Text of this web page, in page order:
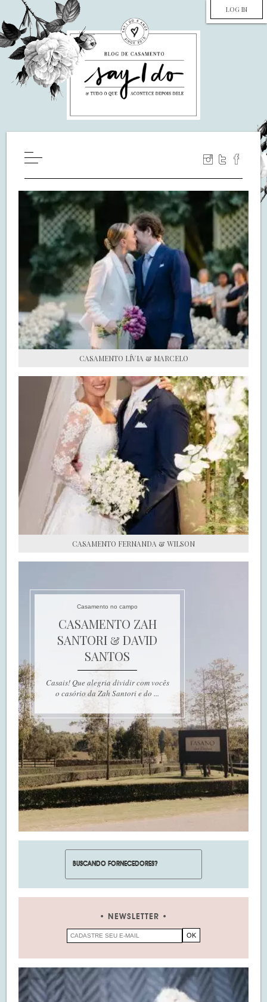
LOG IN
WILL YOU MARRY ME?
LUA DE MEL
COZINHA
DECORAÇÃO
DE NOIVA PRA NOIVA
S.O.S CASADAS
FALE COM O SAY I DO
CASAMENTO LÍVIA & MARCELO
CASAMENTO FERNANDA & WILSON
Casamento no campo
CASAMENTO ZAH
SANTORI & DAVID
SANTOS
Casais! Que alegria dividir com vocês
o casório da Zah Santori e do ...
NEWSLETTER